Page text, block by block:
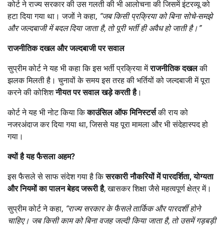
कोर्ट ने राज्य सरकार की उस गलती की भी आलोचना की जिसमें इंटरव्यू को
हटा दिया गया था। जजों ने कहा, “जब किसी प्रक्रिया को बिना सोचे-समझे
और जल्दबाजी में बदल दिया जाता है, तो पूरी भर्ती ही अवैध हो जाती है।”
राजनीतिक दखल और जल्दबाजी पर सवाल
सुप्रीम कोर्ट ने यह भी कहा कि इस भर्ती प्रक्रिया मेंराजनीतिक दखलकी
झलक मिलती है। चुनावों के समय इस तरह की भर्तियों को जल्दबाजी में पूरा
करने की कोशिशनीयत पर सवाल खड़े करती है।
कोर्ट ने यह भी नोट किया किकाउंसिल ऑफ मिनिस्टर्सकी राय को
नजरअंदाज कर दिया गया था, जिससे यह पूरा मामला और भी संदेहास्पद हो
गया।
क्यों है यह फैसला अहम?
इस फैसले से साफ संदेश गया है किसरकारी नौकरियों में पारदर्शिता,योग्यता
और नियमों का पालन बेहद जरूरी है, खासकर शिक्षा जैसे महत्वपूर्ण क्षेत्र में।
सुप्रीम कोर्ट ने कहा, “राज्य सरकार के फैसले तार्किक और पारदर्शी होने
चाहिए। जब किसी काम को बिना वजह जल्दी किया जाता है, तो उसमें गड़बड़ी